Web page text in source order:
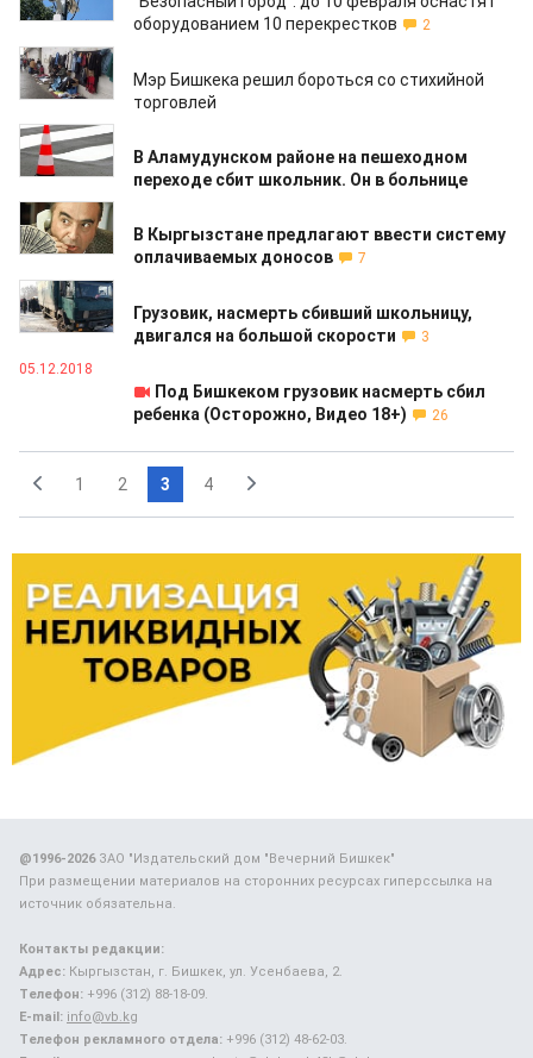
оборудованием 10 перекрестков
2
17.12.2018
Мэр Бишкека решил бороться со стихийной
торговлей
11.12.2018
В Аламудунском районе на пешеходном
переходе сбит школьник. Он в больнице
10.12.2018
В Кыргызстане предлагают ввести систему
оплачиваемых доносов
7
06.12.2018
Грузовик, насмерть сбивший школьницу,
двигался на большой скорости
3
05.12.2018
Под Бишкеком грузовик насмерть сбил
ребенка (Осторожно, Видео 18+)
26
1 2 3 4
@1996-2026ЗАО "Издательский дом "Вечерний Бишкек"
При размещении материалов на сторонних ресурсах гиперссылка на
источник обязательна.
Контакты редакции:
Адрес: Кыргызстан, г. Бишкек, ул. Усенбаева, 2.
Телефон: +996 (312) 88-18-09.
E-mail: info@vb.kg
Телефон рекламного отдела: +996 (312) 48-62-03.